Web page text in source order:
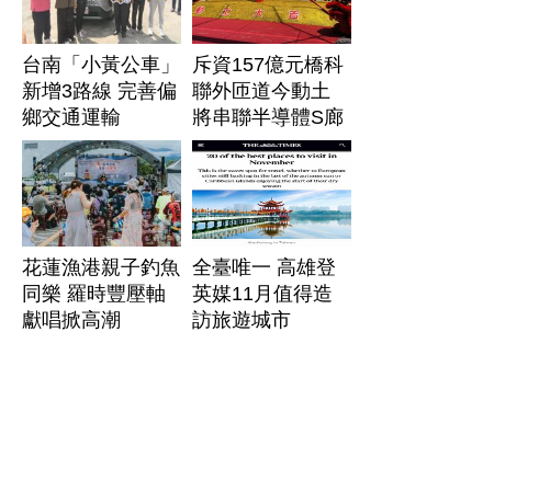
台南「小黃公車」
新增3路線 完善偏
鄉交通運輸
斥資157億元橋科
聯外匝道今動土
將串聯半導體S廊
帶
花蓮漁港親子釣魚
同樂 羅時豐壓軸
獻唱掀高潮
全臺唯一 高雄登
英媒11月值得造
訪旅遊城市